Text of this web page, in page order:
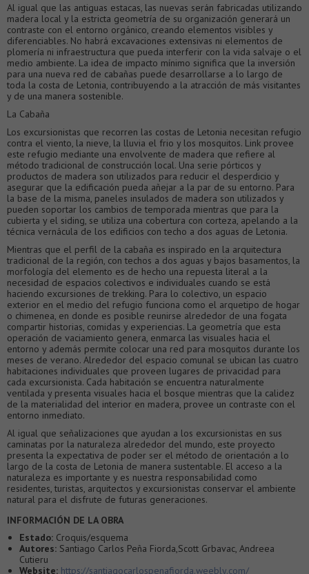
Al igual que las antiguas estacas, las nuevas serán fabricadas utilizando
madera local y la estricta geometría de su organización generará un
contraste con el entorno orgánico, creando elementos visibles y
diferenciables. No habrá excavaciones extensivas ni elementos de
plomería ni infraestructura que pueda interferir con la vida salvaje o el
medio ambiente. La idea de impacto mínimo significa que la inversión
para una nueva red de cabañas puede desarrollarse a lo largo de
toda la costa de Letonia, contribuyendo a la atracción de más visitantes
y de una manera sostenible.
La Cabaña
Los excursionistas que recorren las costas de Letonia necesitan refugio
contra el viento, la nieve, la lluvia el frio y los mosquitos. Link provee
este refugio mediante una envolvente de madera que refiere al
método tradicional de construcción local. Una serie pórticos y
productos de madera son utilizados para reducir el desperdicio y
asegurar que la edificación pueda añejar a la par de su entorno. Para
la base de la misma, paneles insulados de madera son utilizados y
pueden soportar los cambios de temporada mientras que para la
cubierta y el siding, se utiliza una cobertura con corteza, apelando a la
técnica vernácula de los edificios con techo a dos aguas de Letonia.
Mientras que el perfil de la cabaña es inspirado en la arquitectura
tradicional de la región, con techos a dos aguas y bajos basamentos, la
morfología del elemento es de hecho una repuesta literal a la
necesidad de espacios colectivos e individuales cuando se está
haciendo excursiones de trekking. Para lo colectivo, un espacio
exterior en el medio del refugio funciona como el arquetipo de hogar
o chimenea, en donde es posible reunirse alrededor de una fogata
compartir historias, comidas y experiencias. La geometría que esta
operación de vaciamiento genera, enmarca las visuales hacia el
entorno y además permite colocar una red para mosquitos durante los
meses de verano. Alrededor del espacio comunal se ubican las cuatro
habitaciones individuales que proveen lugares de privacidad para
cada excursionista. Cada habitación se encuentra naturalmente
ventilada y presenta visuales hacia el bosque mientras que la calidez
de la materialidad del interior en madera, provee un contraste con el
entorno inmediato.
Al igual que señalizaciones que ayudan a los excursionistas en sus
caminatas por la naturaleza alrededor del mundo, este proyecto
presenta la expectativa de poder ser el método de orientación a lo
largo de la costa de Letonia de manera sustentable. El acceso a la
naturaleza es importante y es nuestra responsabilidad como
residentes, turistas, arquitectos y excursionistas conservar el ambiente
natural para el disfrute de futuras generaciones.
INFORMACIÓN DE LA OBRA
Estado: Croquis/esquema
Autores: Santiago Carlos Peña Fiorda,Scott Grbavac, Andreea
Cutieru
Website: https://santiagocarlospenafiorda.weebly.com/